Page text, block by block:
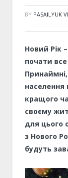
BY PASAILYUK
Новий Рік
почати
населення
кращого
своєму
для цього
з Нового
будуть